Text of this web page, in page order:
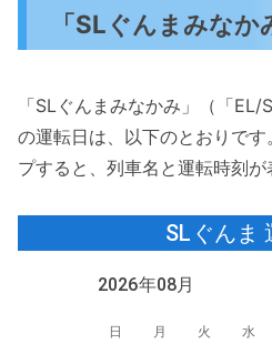
「SLぐんまみなか
「SLぐんまみなかみ」（「EL/
の運転日は、以下のとおりで
プすると、列車名と運転時刻が
SLぐんま
2026年08月
日 月 火 水